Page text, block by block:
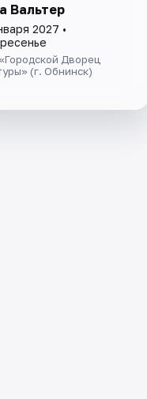
Вальтер
2027 •
Дворец
(г. Обнинск)